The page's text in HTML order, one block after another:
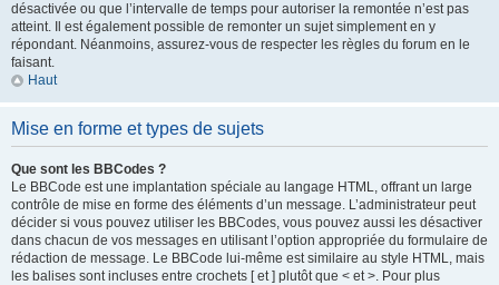
désactivée ou que l’intervalle de temps pour autoriser la remontée n’est pas
atteint. Il est également possible de remonter un sujet simplement en y
répondant. Néanmoins, assurez-vous de respecter les règles du forum en le
faisant.
Haut
Mise en forme et types de sujets
Que sont les BBCodes ?
Le BBCode est une implantation spéciale au langage HTML, offrant un large
contrôle de mise en forme des éléments d’un message. L’administrateur peut
décider si vous pouvez utiliser les BBCodes, vous pouvez aussi les désactiver
dans chacun de vos messages en utilisant l’option appropriée du formulaire de
rédaction de message. Le BBCode lui-même est similaire au style HTML, mais
les balises sont incluses entre crochets [ et ] plutôt que < et >. Pour plus